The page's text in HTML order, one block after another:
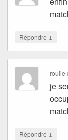
Répondre ↓
roulie
je
Répondre ↓